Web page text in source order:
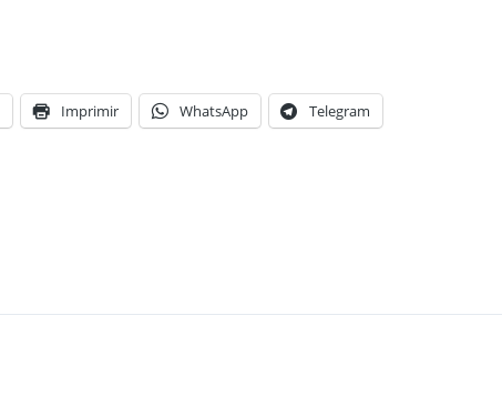
Imprimir WhatsApp Telegram